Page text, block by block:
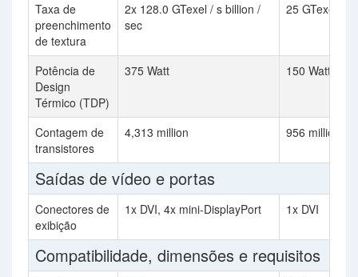
Taxa de
preenchimento
de textura
2x 128.0 GTexel / s billion /
sec
25 GTexel / s
Potência de
Design
Térmico (TDP)
375 Watt 150 Watt
Contagem de
transistores
4,313 million 956 million
Saídas de vídeo e portas
Conectores de
exibição
1x DVI, 4x mini-DisplayPort 1x DVI
Compatibilidade, dimensões e requisitos